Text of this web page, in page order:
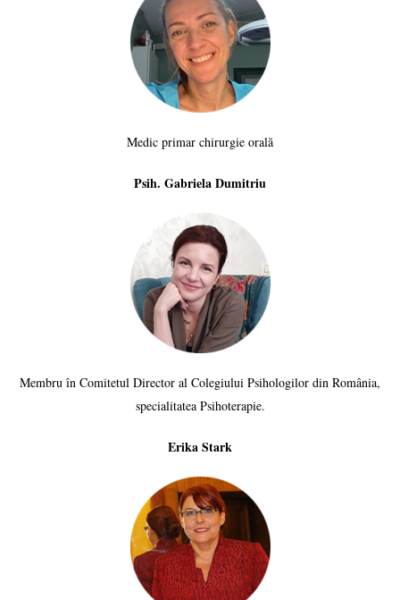
Medic primar chirurgie orală
Psih. Gabriela Dumitriu
Membru în Comitetul Director al Colegiului Psihologilor din România,
specialitatea Psihoterapie.
Erika Stark